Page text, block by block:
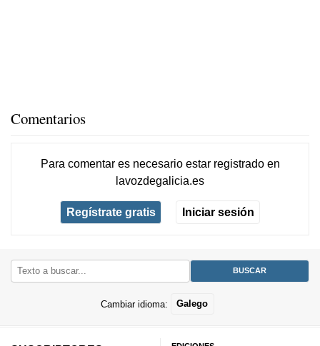
Comentarios
Para comentar es necesario estar registradoen
lavozdegalicia.es
Regístrate gratis Iniciar sesión
Cambiar idioma: Galego